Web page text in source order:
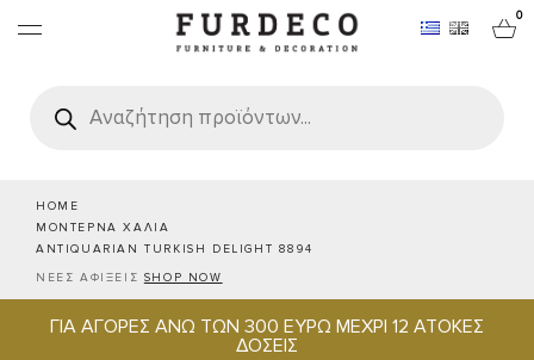
0
search
HOME
ΜΟΝΤΕΡΝΑ ΧΑΛΙΑ
ANTIQUARIAN TURKISH DELIGHT 8894
ΝΕΕΣ ΑΦΙΞΕΙΣ SHOP NOW
ΓΙΑ ΑΓΟΡΕΣ ΑΝΩ ΤΩΝ 300 ΕΥΡΩ ΜΕΧΡΙ 12 ΑΤΟΚΕΣ
ΔΟΣΕΙΣ
ΕΠΙΠΛΑ
ΧΑΛΙΑ
ΕΙΔΗ ΣΕΡΒΙΡΙΣΜΑΤΟΣ & ΦΙΛΟΞΕΝΙΑΣ